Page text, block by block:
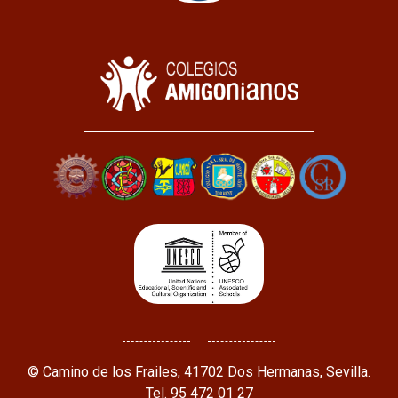
© Camino de los Frailes, 41702 Dos Hermanas, Sevilla.
Tel. 95 472 01 27